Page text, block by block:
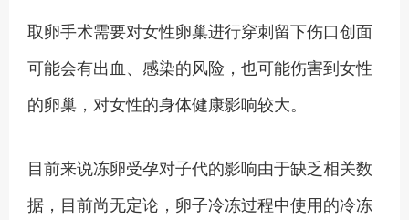
取卵手术需要对女性卵巢进行穿刺留下伤口创面
可能会有出血、感染的风险，也可能伤害到女性
的卵巢，对女性的身体健康影响较大。
目前来说冻卵受孕对子代的影响由于缺乏相关数
据，目前尚无定论，卵子冷冻过程中使用的冷冻